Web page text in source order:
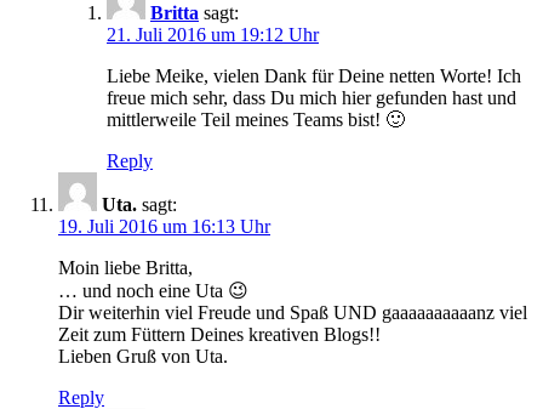
Britta sagt:
21. Juli 2016 um 19:12 Uhr
Liebe Meike, vielen Dank für Deine netten Worte! Ich
freue mich sehr, dass Du mich hier gefunden hast und
mittlerweile Teil meines Teams bist! 🙂
Reply
Uta. sagt:
19. Juli 2016 um 16:13 Uhr
Moin liebe Britta,
… und noch eine Uta 😉
Dir weiterhin viel Freude und Spaß UND gaaaaaaaaaanz viel
Zeit zum Füttern Deines kreativen Blogs!!
Lieben Gruß von Uta.
Reply